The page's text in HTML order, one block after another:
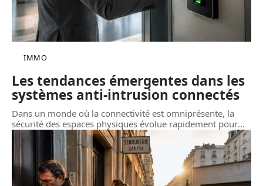
IMMO
Les tendances émergentes dans les
systèmes anti-intrusion connectés
Dans un monde où la connectivité est omniprésente, la
sécurité des espaces physiques évolue rapidement pour…